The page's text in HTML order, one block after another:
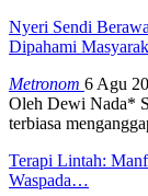
Nyeri Sendi
Dipahami
Metronom 6 Agu
Oleh Dewi Nada*
terbiasa
Terapi Lintah:
Waspada…